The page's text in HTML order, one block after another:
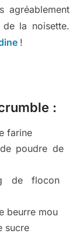
agréablement
la noisette.
!
:
farine
poudre de
de flocon
beurre mou
sucre